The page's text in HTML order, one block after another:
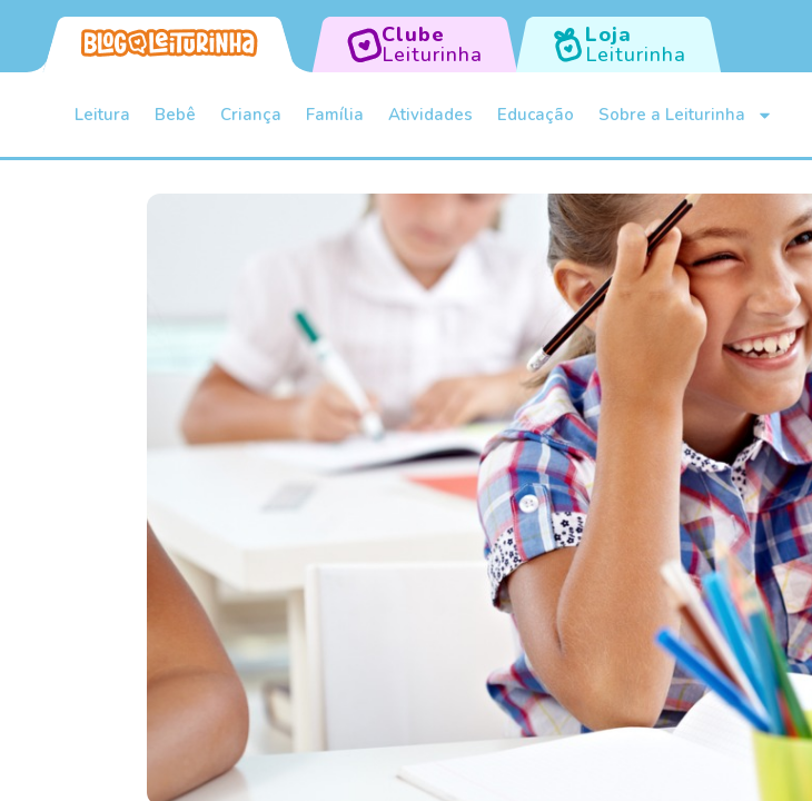
Clube
Leiturinha
Loja
Leiturinha
Leitura Bebê Criança Família Atividades Educação Sobre a Leiturinha